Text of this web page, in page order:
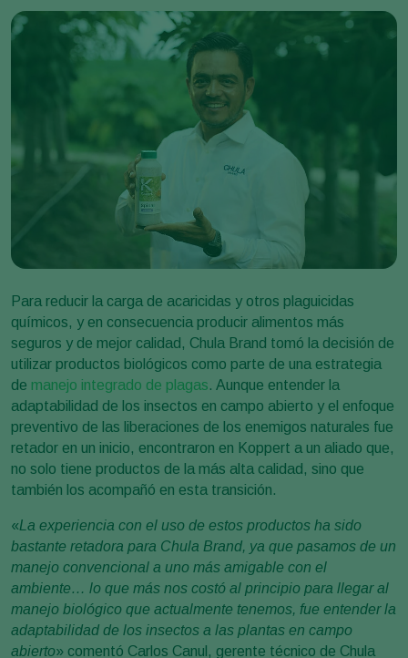
Para reducir la carga de acaricidas y otros plaguicidas
químicos, y en consecuencia producir alimentos más
seguros y de mejor calidad, Chula Brand tomó la decisión de
utilizar productos biológicos como parte de una estrategia
de manejo integrado de plagas. Aunque entender la
adaptabilidad de los insectos en campo abierto y el enfoque
preventivo de las liberaciones de los enemigos naturales fue
retador en un inicio, encontraron en Koppert a un aliado que,
no solo tiene productos de la más alta calidad, sino que
también los acompañó en esta transición.
«La experiencia con el uso de estos productos ha sido
bastante retadora para Chula Brand, ya que pasamos de un
manejo convencional a uno más amigable con el
ambiente… lo que más nos costó al principio para llegar al
manejo biológico que actualmente tenemos, fue entender la
adaptabilidad de los insectos a las plantas en campo
abierto» comentó Carlos Canul, gerente técnico de Chula